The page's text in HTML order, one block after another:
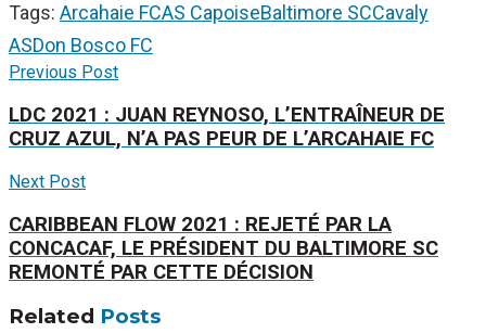
Tags: Arcahaie FCAS CapoiseBaltimore SCCavaly
ASDon Bosco FC
Previous Post
LDC 2021 : JUAN REYNOSO, L’ENTRAÎNEUR DE
CRUZ AZUL, N’A PAS PEUR DE L’ARCAHAIE FC
Next Post
CARIBBEAN FLOW 2021 : REJETÉ PAR LA
CONCACAF, LE PRÉSIDENT DU BALTIMORE SC
REMONTÉ PAR CETTE DÉCISION
Related Posts